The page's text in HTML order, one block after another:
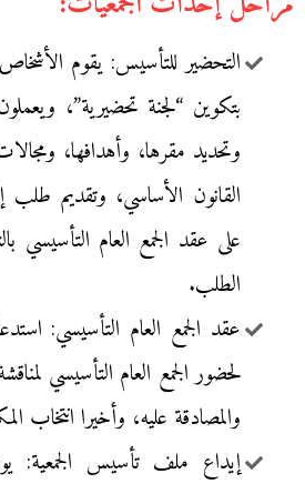
التحضير للتأسيس: يقوم
بتكوين “لجنة تحضيرية”،
وتحديد مقرها، وأهدافها،
القانون الأساسي، وتقديم طلب
على عقد الجمع العام التأسيسي
الطلب.
عقد الجمع العام التأسيسي:
لحضور الجمع العام التأسيسي
والمصادقة عليه، وأخيرا انتخاب
إيداع ملف تأسيس الجمعية: